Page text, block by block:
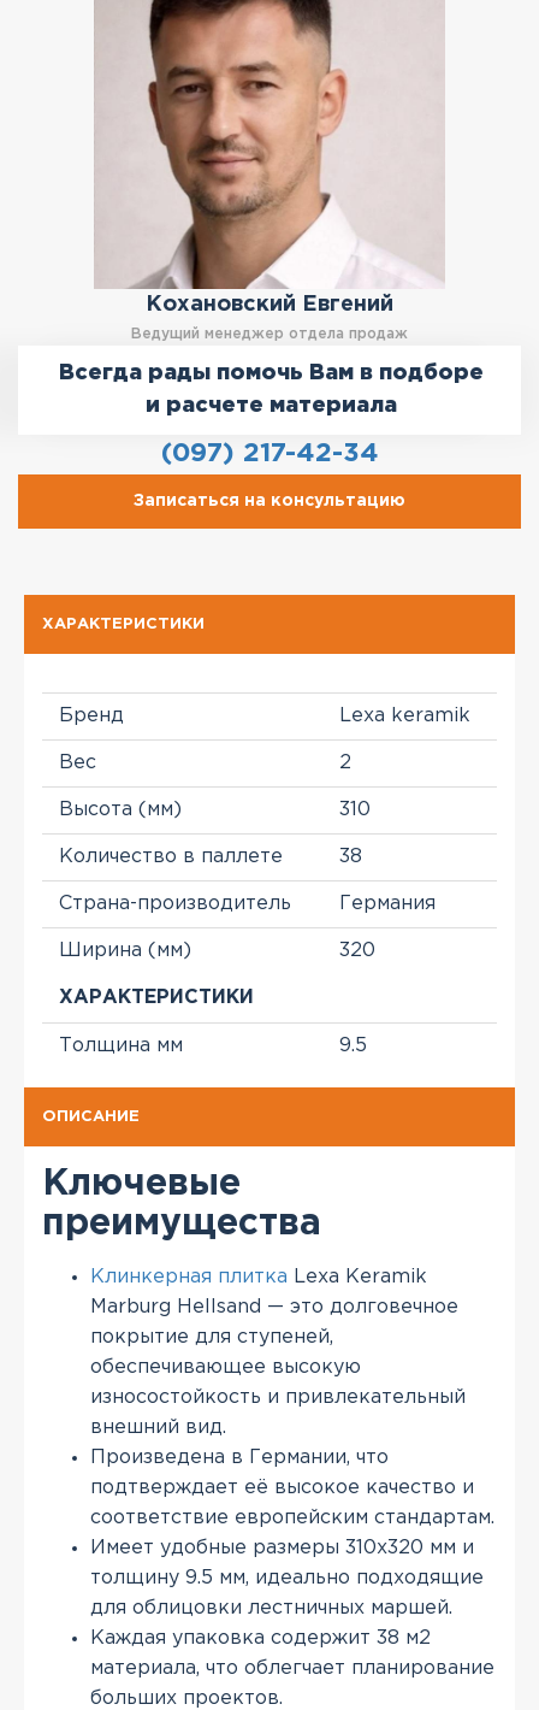
Кохановский Евгений
Ведущий менеджер отдела продаж
Всегда рады помочь Вам в подборе
и расчете материала
(097) 217-42-34
Записаться на консультацию
ХАРАКТЕРИСТИКИ
Бренд Lexa keramik
Вес 2
Высота (мм) 310
Количество в паллете 38
Страна-производитель Германия
Ширина (мм) 320
ХАРАКТЕРИСТИКИ
Толщина мм 9.5
ОПИСАНИЕ
Ключевые
преимущества
Клинкерная плитка Lexa Keramik
Marburg Hellsand — это долговечное
покрытие для ступеней,
обеспечивающее высокую
износостойкость и привлекательный
внешний вид.
Произведена в Германии, что
подтверждает её высокое качество и
соответствие европейским стандартам.
Имеет удобные размеры 310x320 мм и
толщину 9.5 мм, идеально подходящие
для облицовки лестничных маршей.
Каждая упаковка содержит 38 м2
материала, что облегчает планирование
больших проектов.